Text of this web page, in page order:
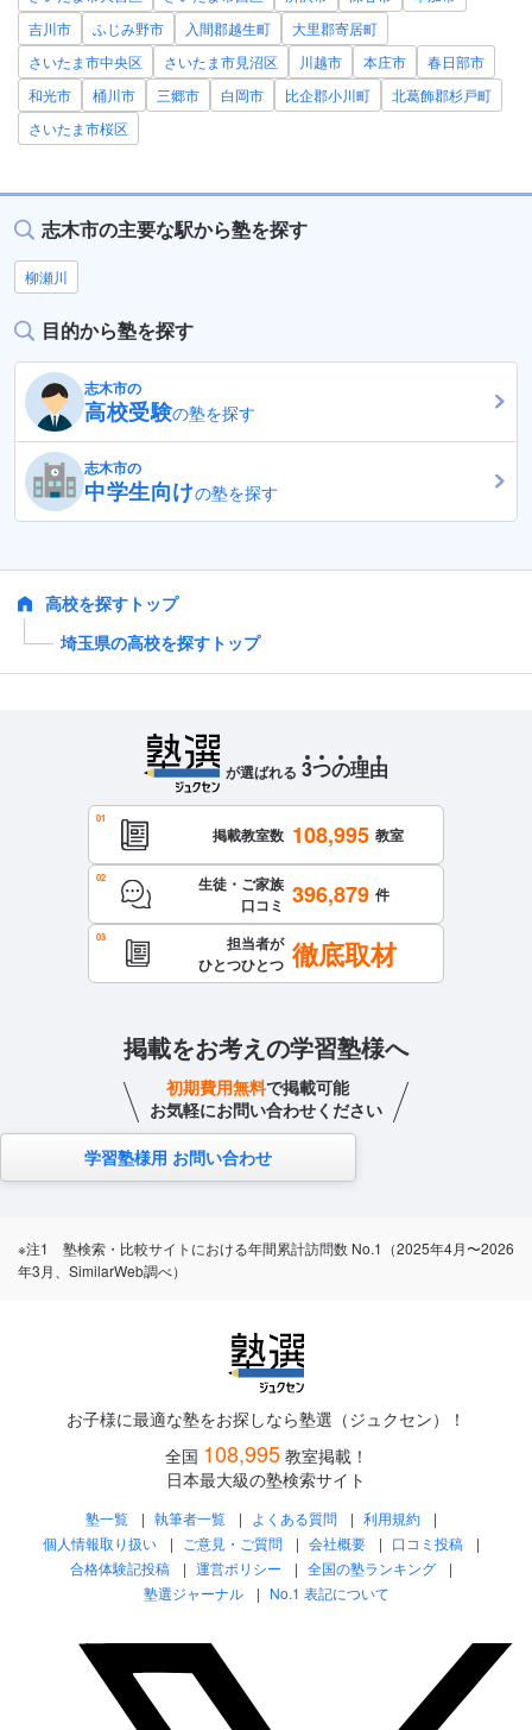
吉川市
ふじみ野市 入間郡越生町
大里郡寄居町
さいたま市中央区
さいたま市見沼区 川越市 本庄市
春日部市
和光市
桶川市 三郷市 白岡市 比企郡小川町
北葛飾郡杉戸町
さいたま市桜区
志木市の主要な駅から塾を探す
柳瀬川
目的から塾を探す
志木市の
高校受験の塾を探す
志木市の
中学生向けの塾を探す
高校を探すトップ
埼玉県の高校を探すトップ
が選ばれる 3つの理由
掲載教室数 108,995 教室
生徒・ご家族
口コミ 396,879 件
担当者が
ひとつひとつ 徹底取材
掲載をお考えの学習塾様へ
初期費用無料で掲載可能
お気軽にお問い合わせください
学習塾様用 お問い合わせ
※注1 塾検索・比較サイトにおける年間累計訪問数 No.1（2025年4月〜2026
年3月、SimilarWeb調べ）
お子様に最適な塾をお探しなら塾選（ジュクセン）！
全国 108,995 教室掲載！
日本最大級の塾検索サイト
塾一覧 執筆者一覧 よくある質問
利用規約
個人情報取り扱い
ご意見・ご質問 会社概要
口コミ投稿
合格体験記投稿
運営ポリシー
全国の塾ランキング
塾選ジャーナル
No.1 表記について